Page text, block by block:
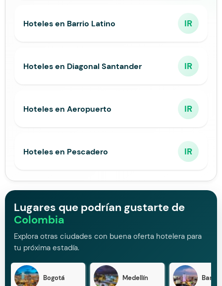
Hoteles en Barrio Latino IR
Hoteles en Diagonal Santander IR
Hoteles en Aeropuerto IR
Hoteles en Pescadero IR
Lugares que podrían gustarte de
Colombia
Explora otras ciudades con buena oferta hotelera para
tu próxima estadía.
Bogotá Medellín